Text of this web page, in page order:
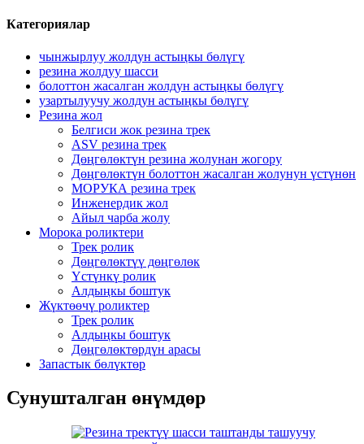
Категориялар
чынжырлуу жолдун астыңкы бөлүгү
резина жолдуу шасси
болоттон жасалган жолдун астыңкы бөлүгү
узартылуучу жолдун астыңкы бөлүгү
Резина жол
Белгиси жок резина трек
ASV резина трек
Дөңгөлөктүн резина жолунан жогору
Дөңгөлөктүн болоттон жасалган жолунун үстүнөн
МОРУКА резина трек
Инженердик жол
Айыл чарба жолу
Морока роликтери
Трек ролик
Дөңгөлөктүү дөңгөлөк
Үстүнкү ролик
Алдыңкы боштук
Жүктөөчү роликтер
Трек ролик
Алдыңкы боштук
Дөңгөлөктөрдүн арасы
Запастык бөлүктөр
Сунушталган өнүмдөр